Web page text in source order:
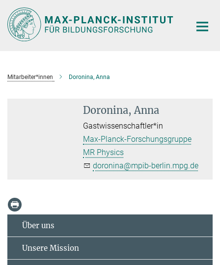
Hauptinhalt
Mitarbeiter*innen Doronina, Anna
Doronina, Anna
Gastwissenschaftler*in
Max-Planck-Forschungsgruppe
MR Physics
doronina@mpib-berlin.mpg.de
Über uns
Unsere Mission